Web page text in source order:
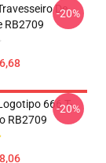
De
RB2709
-20%
666 T-
RB2709
-20%